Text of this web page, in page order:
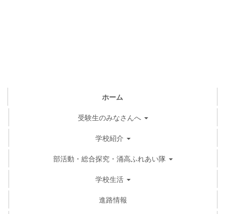
ホーム
受験生のみなさんへ
学校紹介
部活動・総合探究・涌高ふれあい隊
学校生活
進路情報